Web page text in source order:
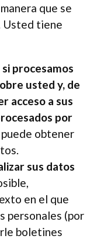
que se
Usted tiene
procesamos
usted y, de
acceso a sus
por
puede obtener
sus datos
en el que
personales (por
boletines